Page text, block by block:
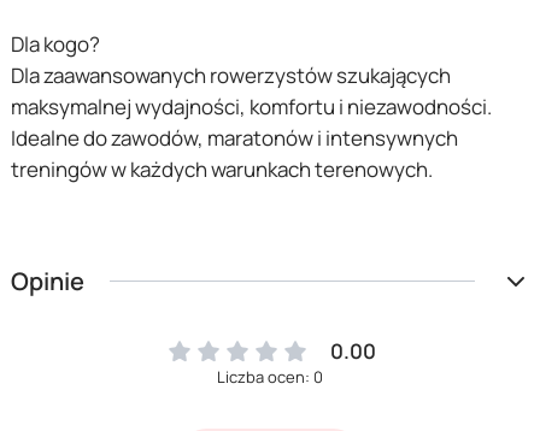
Dla kogo?
Dla zaawansowanych rowerzystów szukających
maksymalnej wydajności, komfortu i niezawodności.
Idealne do zawodów, maratonów i intensywnych
treningów w każdych warunkach terenowych.
Opinie
0.00
Liczba ocen: 0